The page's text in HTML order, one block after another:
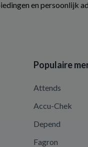
en persoonlijk
Populaire
Attends
Accu-Chek
Depend
Fagron